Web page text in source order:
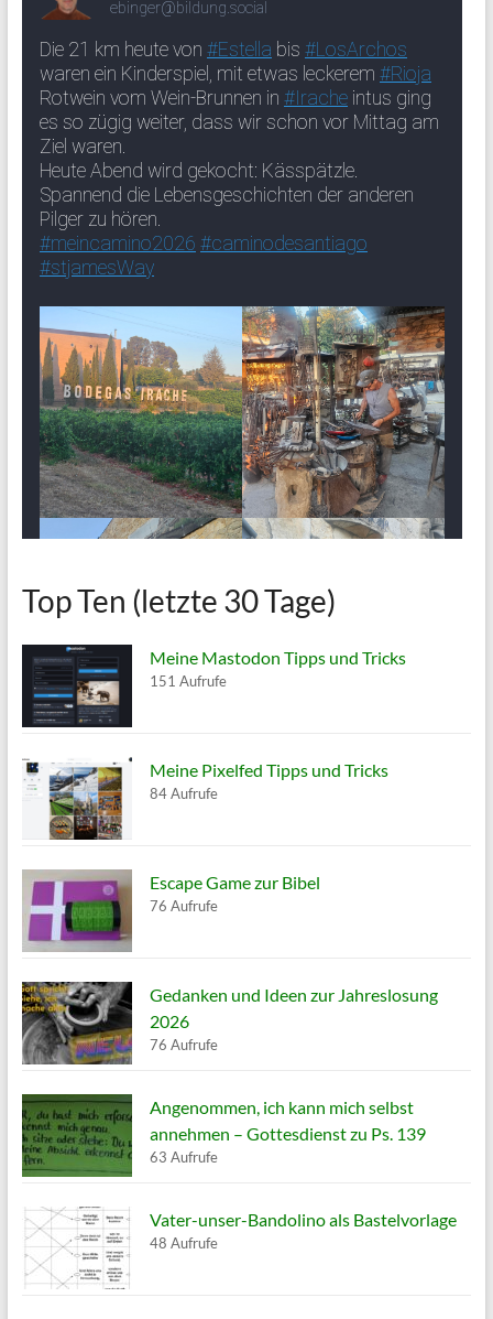
Top Ten (letzte 30 Tage)
Meine Mastodon Tipps und Tricks
151 Aufrufe
Meine Pixelfed Tipps und Tricks
84 Aufrufe
Escape Game zur Bibel
76 Aufrufe
Gedanken und Ideen zur Jahreslosung
2026
76 Aufrufe
Angenommen, ich kann mich selbst
annehmen – Gottesdienst zu Ps. 139
63 Aufrufe
Vater-unser-Bandolino als Bastelvorlage
48 Aufrufe